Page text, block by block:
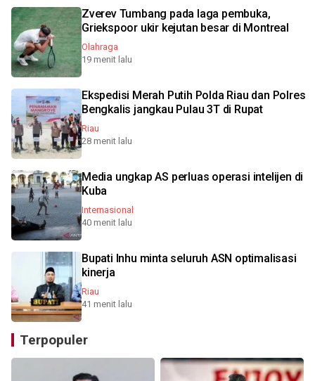
Zverev Tumbang pada laga pembuka,
Griekspoor ukir kejutan besar di Montreal
Olahraga
19 menit lalu
Ekspedisi Merah Putih Polda Riau dan Polres
Bengkalis jangkau Pulau 3T di Rupat
Riau
28 menit lalu
Media ungkap AS perluas operasi intelijen di
Kuba
Internasional
40 menit lalu
Bupati Inhu minta seluruh ASN optimalisasi
kinerja
Riau
41 menit lalu
Terpopuler